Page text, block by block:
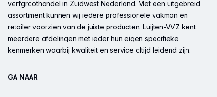
verfgroothandel in Zuidwest Nederland. Met een uitgebreid
assortiment kunnen wij iedere professionele vakman en
retailer voorzien van de juiste producten. Luijten-VVZ kent
meerdere afdelingen met ieder hun eigen specifieke
kenmerken waarbij kwaliteit en service altijd leidend zijn.
GA NAAR